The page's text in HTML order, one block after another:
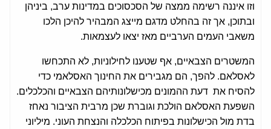
וזו איננה רשימה ממצה של הסכסוכים במדינות ערב, ביניהן
ובתוכן, אך זה בהחלט מדגם מייצג המבהיר להיכן הלכו
משאבי העמים הערביים מאז יצאו לעצמאות.
המשטרים הצבאיים, אף שטענו לחילוניות, לא התכחשו
לאסלאם. להפך, הם מגבירים את החינוך האסלאמי כדי
להסיח את דעת ההמונים מכישלונותיהם הצבאיים והכלכלים.
השפעת האסלאם הולכת וגוברת שכן מרבית הציבור נאחז
בדת מול הכישלונות בפיתוח הכלכלה והנצחת העוני. מיליוני